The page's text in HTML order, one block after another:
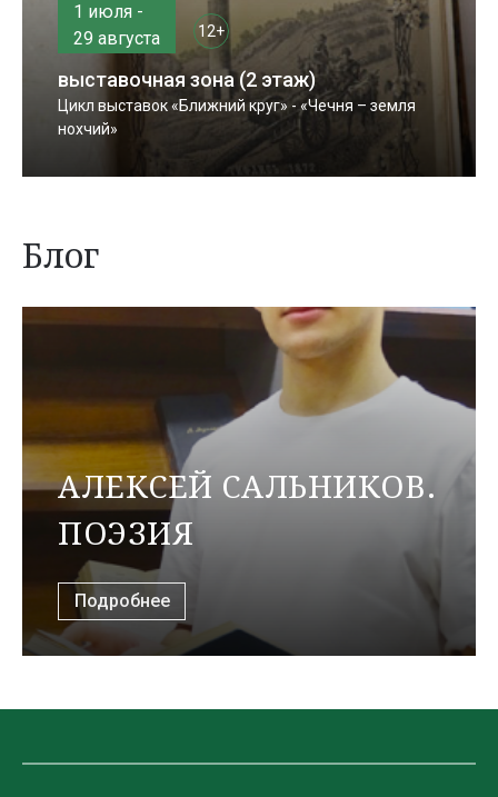
1 июля -
29 августа
12+
выставочная зона (2 этаж)
Цикл выставок «Ближний круг» - «Чечня – земля
нохчий»
Блог
АЛЕКСЕЙ САЛЬНИКОВ.
ПОЭЗИЯ
Подробнее